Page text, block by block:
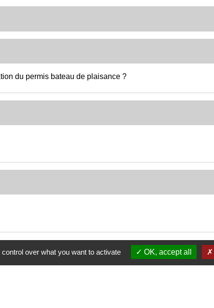
du permis bateau de plaisance ?
over what you want to activate OK, accept all